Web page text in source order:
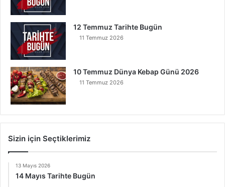
12 Temmuz Tarihte Bugün
11 Temmuz 2026
10 Temmuz Dünya Kebap Günü 2026
11 Temmuz 2026
Sizin için Seçtiklerimiz
13 Mayıs 2026
14 Mayıs Tarihte Bugün